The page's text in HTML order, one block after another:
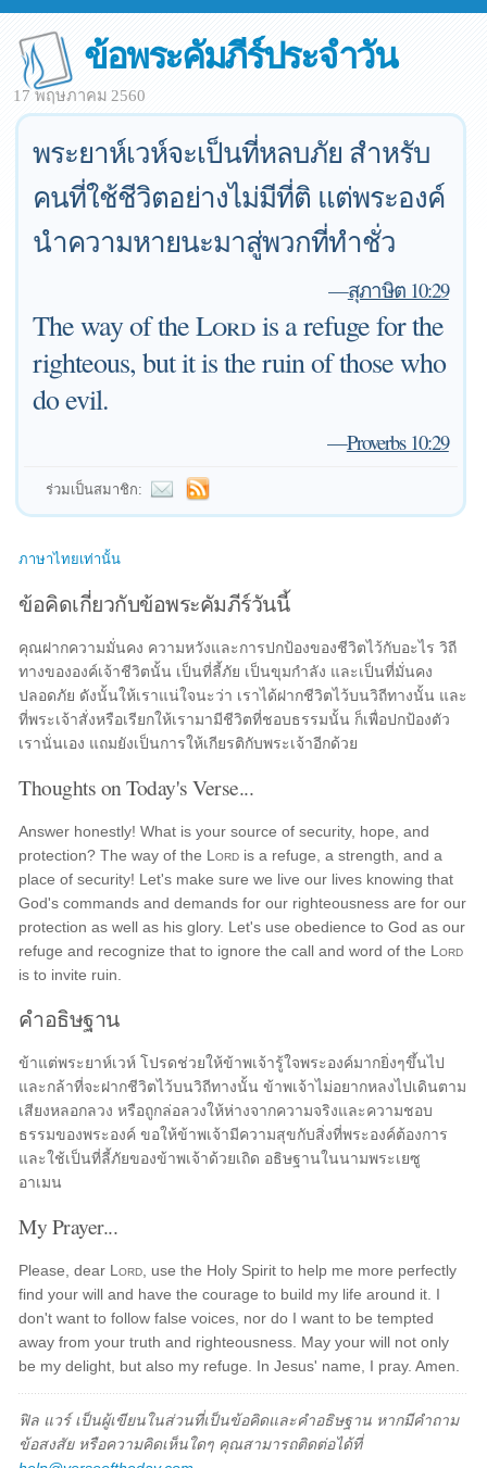
ข้อพระคัมภีร์ประจำวัน
17 พฤษภาคม 2560
พระยาห์เวห์จะเป็นที่หลบภัย สำหรับ
คนที่ใช้ชีวิตอย่างไม่มีที่ติ แต่พระองค์
นำความหายนะมาสู่พวกที่ทำชั่ว
—สุภาษิต 10:29
The way of theLordis a refuge for the
righteous, but it is the ruin of those who
do evil.
—Proverbs 10:29
ร่วมเป็นสมาชิก:
ภาษาไทยเท่านั้น
ข้อคิดเกี่ยวกับข้อพระคัมภีร์วันนี้
คุณฝากความมั่นคง ความหวังและการปกป้องของชีวิตไว้กับอะไร วิถี
ทางขององค์เจ้าชีวิตนั้น เป็นที่ลี้ภัย เป็นขุมกำลัง และเป็นที่มั่นคง
ปลอดภัย ดังนั้นให้เราแน่ใจนะว่า เราได้ฝากชีวิตไว้บนวิถีทางนั้น และ
ที่พระเจ้าสั่งหรือเรียกให้เรามามีชีวิตที่ชอบธรรมนั้น ก็เพื่อปกป้องตัว
เรานั่นเอง แถมยังเป็นการให้เกียรติกับพระเจ้าอีกด้วย
Thoughts on Today's Verse...
Answer honestly! What is your source of security, hope, and
protection? The way of the Lord is a refuge, a strength, and a
place of security! Let's make sure we live our lives knowing that
God's commands and demands for our righteousness are for our
protection as well as his glory. Let's use obedience to God as our
refuge and recognize that to ignore the call and word of the Lord
is to invite ruin.
คำอธิษฐาน
ข้าแต่พระยาห์เวห์ โปรดช่วยให้ข้าพเจ้ารู้ใจพระองค์มากยิ่งๆขึ้นไป
และกล้าที่จะฝากชีวิตไว้บนวิถีทางนั้น ข้าพเจ้าไม่อยากหลงไปเดินตาม
เสียงหลอกลวง หรือถูกล่อลวงให้ห่างจากความจริงและความชอบ
ธรรมของพระองค์ ขอให้ข้าพเจ้ามีความสุขกับสิ่งที่พระองค์ต้องการ
และใช้เป็นที่ลี้ภัยของข้าพเจ้าด้วยเถิด อธิษฐานในนามพระเยซู
อาเมน
My Prayer...
Please, dear Lord , use the Holy Spirit to help me more perfectly
find your will and have the courage to build my life around it. I
don't want to follow false voices, nor do I want to be tempted
away from your truth and righteousness. May your will not only
be my delight, but also my refuge. In Jesus' name, I pray. Amen.
ฟิล แวร์ เป็นผู้เขียนในส่วนที่เป็นข้อคิดและคำอธิษฐาน หากมีคำถาม
ข้อสงสัย หรือความคิดเห็นใดๆ คุณสามารถติดต่อได้ที่